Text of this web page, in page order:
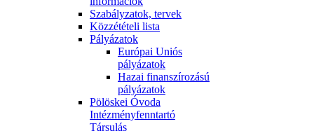
Szabályzatok, tervek
Közzétételi lista
Pályázatok
Európai Uniós
pályázatok
Hazai finanszírozású
pályázatok
Pölöskei Óvoda
Intézményfenntartó
Társulás